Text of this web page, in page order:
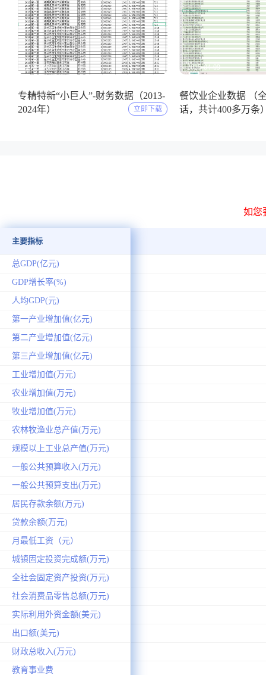
2025-05-11
专精特新“小巨人”-财务数据（2013-
2024年）
立即下载
2025-04-09
餐饮业企业数据 （
话，共计400多万条
如您
主要指标
总GDP(亿元)
GDP增长率(%)
人均GDP(元)
第一产业增加值(亿元)
第二产业增加值(亿元)
第三产业增加值(亿元)
工业增加值(万元)
农业增加值(万元)
牧业增加值(万元)
农林牧渔业总产值(万元)
规模以上工业总产值(万元)
一般公共预算收入(万元)
一般公共预算支出(万元)
居民存款余额(万元)
贷款余额(万元)
月最低工资（元）
城镇固定投资完成额(万元)
全社会固定资产投资(万元)
社会消费品零售总额(万元)
实际利用外资金额(美元)
出口额(美元)
财政总收入(万元)
教育事业费